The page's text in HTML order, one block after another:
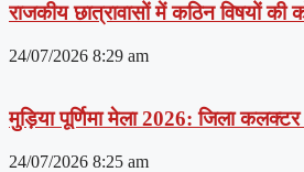
राजकीय छात्रावासों में कठिन विषयों
24/07/2026 8:29 am
मुड़िया पूर्णिमा मेला 2026: जिला
24/07/2026 8:25 am